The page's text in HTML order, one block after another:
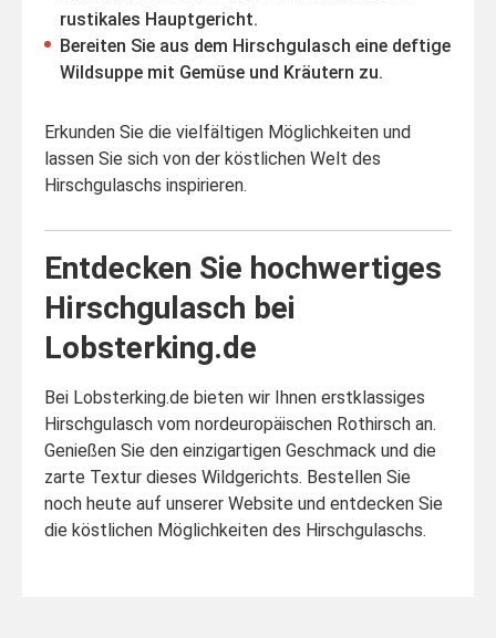
rustikales Hauptgericht.
Bereiten Sie aus dem Hirschgulasch eine deftige
Wildsuppe mit Gemüse und Kräutern zu.
Erkunden Sie die vielfältigen Möglichkeiten und
lassen Sie sich von der köstlichen Welt des
Hirschgulaschs inspirieren.
Entdecken Sie hochwertiges
Hirschgulasch bei
Lobsterking.de
Bei Lobsterking.de bieten wir Ihnen erstklassiges
Hirschgulasch vom nordeuropäischen Rothirsch an.
Genießen Sie den einzigartigen Geschmack und die
zarte Textur dieses Wildgerichts. Bestellen Sie
noch heute auf unserer Website und entdecken Sie
die köstlichen Möglichkeiten des Hirschgulaschs.